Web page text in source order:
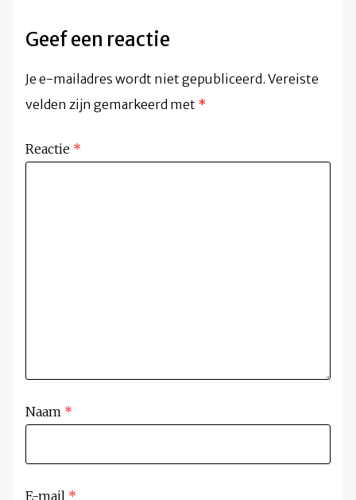
Geef een reactie
Je e-mailadres wordt niet gepubliceerd. Vereiste
velden zijn gemarkeerd met *
Reactie *
Naam *
E-mail *